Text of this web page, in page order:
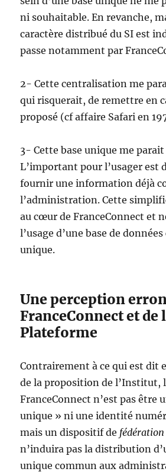
ni souhaitable. En revanche,
caractère distribué du SI est
passe notamment par
2- Cette centralisation me
qui risquerait, de remettre en
proposé (cf affaire Safari en
3- Cette base unique me
L’important pour l’usager est
fournir une information déjà
l’administration. Cette
au cœur de FranceConnect et
l’usage d’une base de
unique.
Une perception
FranceConnect et de
Plateforme
Contrairement à ce qui est dit
de la proposition de l’Institut,
FranceConnect n’est pas être
unique » ni une identité
mais un dispositif de fédération
n’induira pas la distribution
unique commun aux